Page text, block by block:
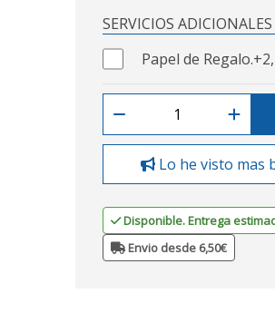
SERVICIOS ADICIONALES
Papel de Regalo.
Lo he visto mas
Disponible. Entrega
Envio desde 6,50€